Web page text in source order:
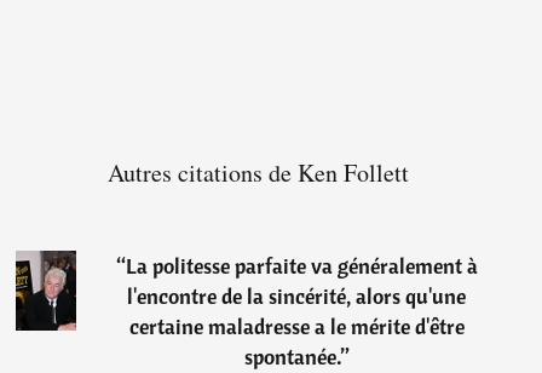
Autres citations de Ken Follett
“La politesse parfaite va généralement à
l'encontre de la sincérité, alors qu'une
certaine maladresse a le mérite d'être
spontanée.”